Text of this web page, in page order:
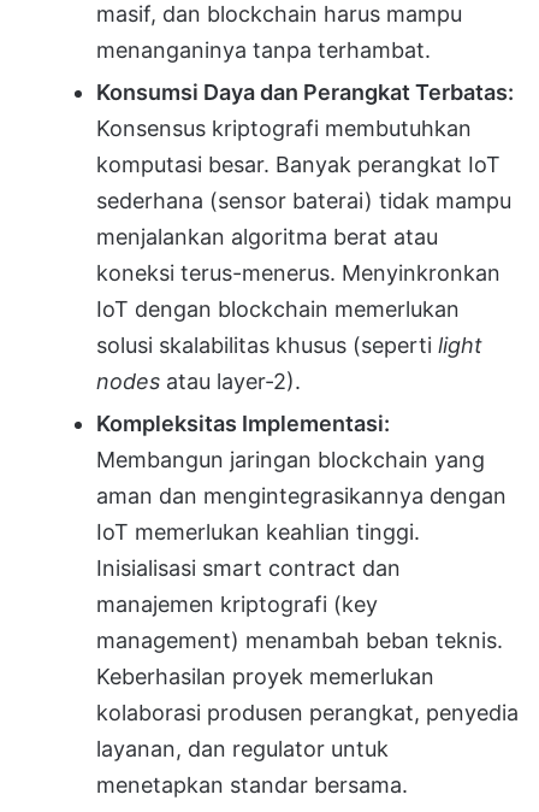
masif, dan blockchain harus mampu
menanganinya tanpa terhambat.
Konsumsi Daya dan Perangkat Terbatas:
Konsensus kriptografi membutuhkan
komputasi besar. Banyak perangkat IoT
sederhana (sensor baterai) tidak mampu
menjalankan algoritma berat atau
koneksi terus-menerus. Menyinkronkan
IoT dengan blockchain memerlukan
solusi skalabilitas khusus (seperti light
nodes atau layer-2).
Kompleksitas Implementasi:
Membangun jaringan blockchain yang
aman dan mengintegrasikannya dengan
IoT memerlukan keahlian tinggi.
Inisialisasi smart contract dan
manajemen kriptografi (key
management) menambah beban teknis.
Keberhasilan proyek memerlukan
kolaborasi produsen perangkat, penyedia
layanan, dan regulator untuk
menetapkan standar bersama.